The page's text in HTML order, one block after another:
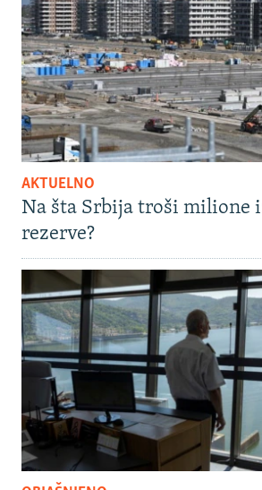
AKTUELNO
Na šta Srbija troši milione
rezerve?